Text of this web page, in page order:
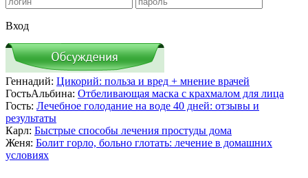
Вход
Геннадий: Цикорий: польза и вред + мнение врачей
ГостьАльбина: Отбеливающая маска с крахмалом для лица
Гость: Лечебное голодание на воде 40 дней: отзывы и
результаты
Карл: Быстрые способы лечения простуды дома
Женя: Болит горло, больно глотать: лечение в домашних
условиях